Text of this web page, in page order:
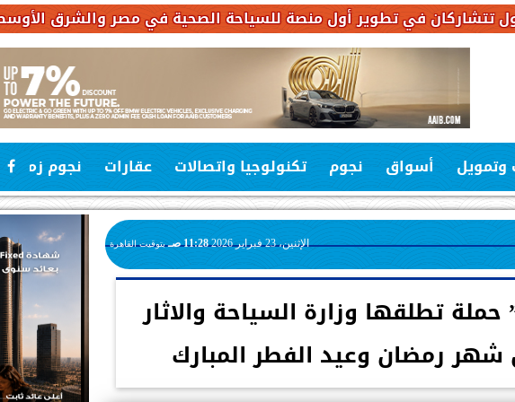
وتمويل أسواق نجوم تكنولوجيا واتصالات عقارات نجوم زمان
الإثنين، 23 فبراير 2026 11:28 صـ بتوقيت القاهرة
تطلقها وزارة السياحة والاثار
شهر رمضان وعيد الفطر المبارك